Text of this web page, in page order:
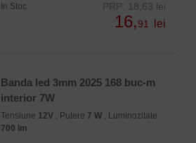
In Stoc PRP: 18,63 lei
16,91 lei
Banda led 3mm 2025 168 buc-m
interior 7W
Tensiune 12V , Putere 7 W , Luminozitate
700 lm